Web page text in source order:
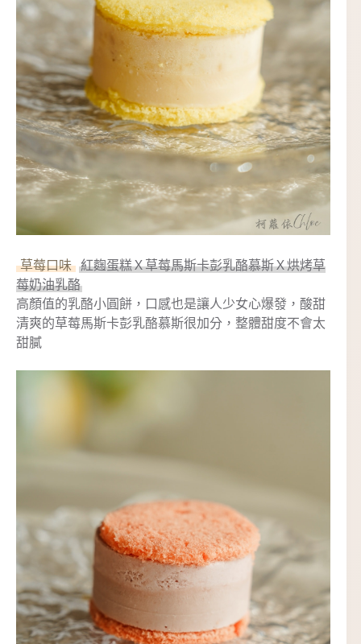
草莓口味
紅麴蛋糕Ｘ草莓馬斯卡彭乳酪慕斯Ｘ烘烤草
莓奶油乳酪
高顏值的乳酪小圓餅，口感也是讓人少女心爆發，酸甜
清爽的草莓馬斯卡彭乳酪慕斯很加分，整體甜度不會太
甜膩